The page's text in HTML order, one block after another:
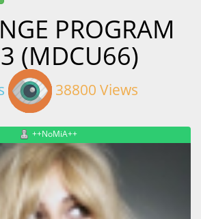
PROGRAM
(MDCU66)
38800 Views
++NoMiA++